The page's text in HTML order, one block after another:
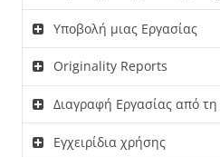
Υποβολή μιας Εργασίας
Originality Reports
Διαγραφή Εργασίας από
Εγχειρίδια χρήσης